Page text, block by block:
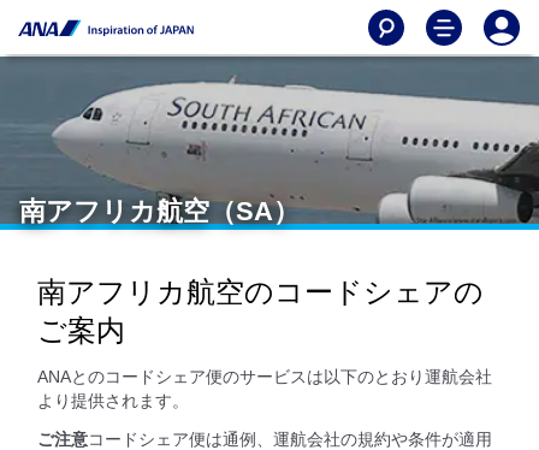
南アフリカ航空（SA）
南アフリカ航空のコードシェアの
ご案内
ANAとのコードシェア便のサービスは以下のとおり運航会社
より提供されます。
ご注意コードシェア便は通例、運航会社の規約や条件が適用